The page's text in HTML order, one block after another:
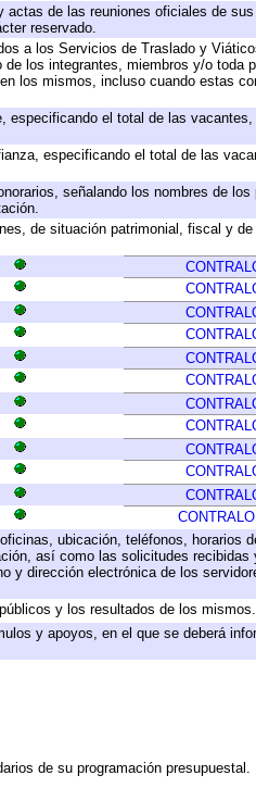
de las reuniones oficiales de
reservado.
a los Servicios de Traslado y
los integrantes, miembros y/o toda
los mismos, incluso cuando estas
el total de las
especificando el total de las
señalando los nombres de
de situación patrimonial, fiscal y
ubicación, teléfonos, horarios
así como las solicitudes
y dirección electrónica de los
y los resultados de los mismos.
y apoyos, en el que se deberá
de su programación presupuestal.